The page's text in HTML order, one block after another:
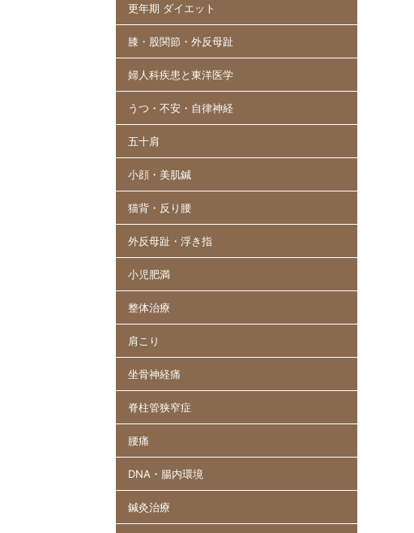
更年期 ダイエット
膝・股関節・外反母趾
婦人科疾患と東洋医学
うつ・不安・自律神経
五十肩
小顔・美肌鍼
猫背・反り腰
外反母趾・浮き指
小児肥満
整体治療
肩こり
坐骨神経痛
脊柱管狭窄症
腰痛
DNA・腸内環境
鍼灸治療